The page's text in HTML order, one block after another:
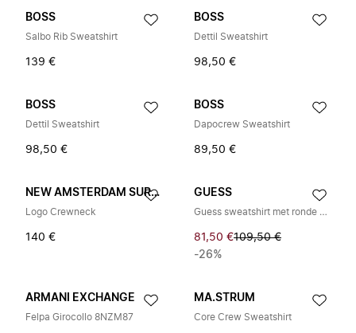
BOSS
Salbo Rib Sweatshirt
139 €
BOSS
Dettil Sweatshirt
98,50 €
BOSS
Dettil Sweatshirt
98,50 €
BOSS
Dapocrew Sweatshirt
89,50 €
NEW AMSTERDAM SURF ASSOCIATION
Logo Crewneck
140 €
GUESS
Guess sweatshirt met ronde hals van Scuba met reliëf logo
81,50 €109,50 €
-26%
ARMANI EXCHANGE
Felpa Girocollo 8NZM87
MA.STRUM
Core Crew Sweatshirt